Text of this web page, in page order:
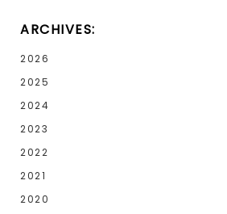
ARCHIVES:
2026
2025
2024
2023
2022
2021
2020